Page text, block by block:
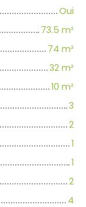
Oui
73.5 m²
74 m²
32 m²
10 m²
3
2
1
1
2
4